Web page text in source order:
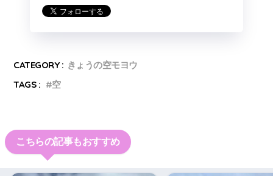
CATEGORY : きょうの空モヨウ
TAGS :
空
こちらの記事もおすすめ